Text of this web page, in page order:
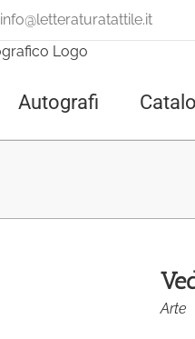
info@letteraturatattile.it
Autografi
Arte